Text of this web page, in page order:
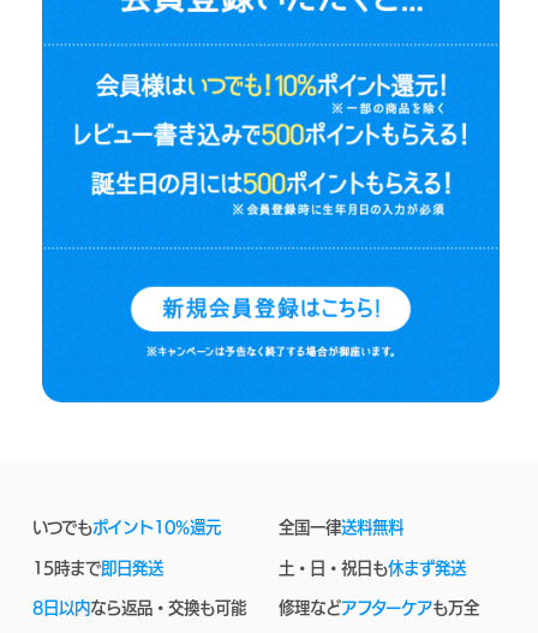
いつでもポイント10%還元 全国一律送料無料
15時まで即日発送 土・日・祝日も休まず発送
8日以内なら返品・交換も可能 修理などアフターケアも万全